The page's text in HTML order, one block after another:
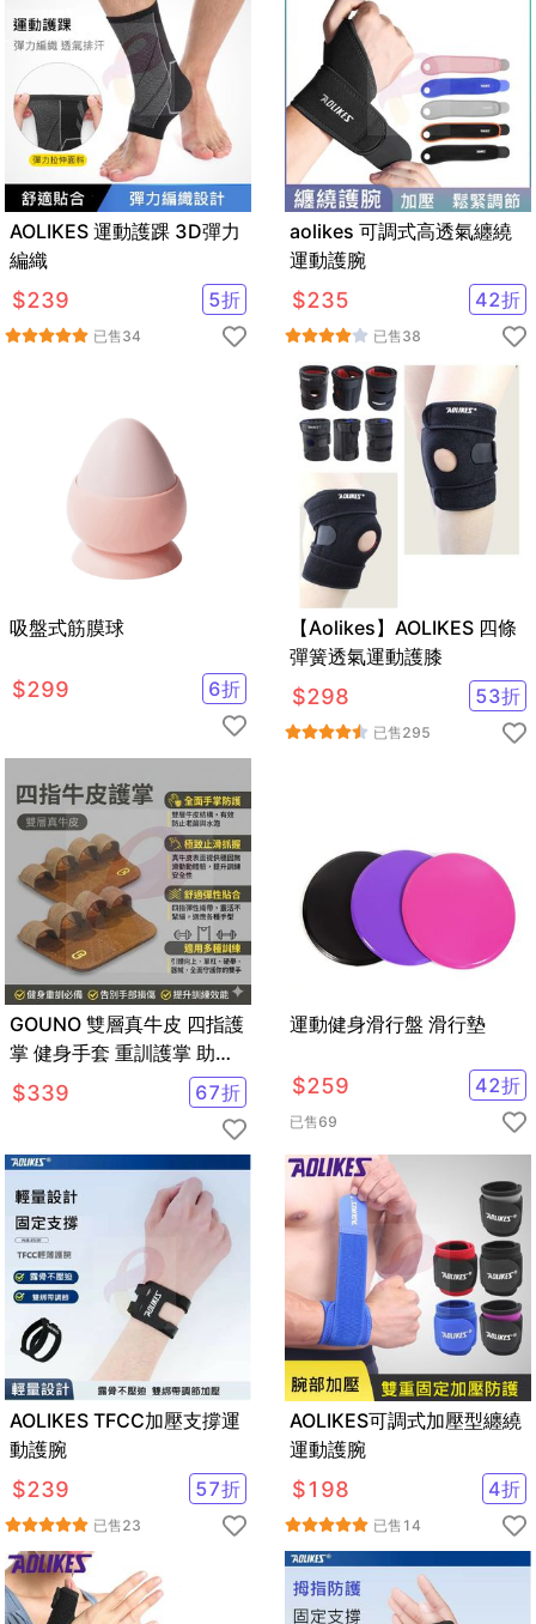
AOLIKES 運動護踝 3D彈力
編織
$239 5折
已售34
aolikes 可調式高透氣纏繞
運動護腕
$235 42折
已售38
吸盤式筋膜球
$299 6折
【Aolikes】AOLIKES 四條
彈簧透氣運動護膝
$298 53折
已售295
GOUNO 雙層真牛皮 四指護
掌 健身手套 重訓護掌 助力
帶 防滑耐磨 防長繭 力量訓
練
$339 67折
運動健身滑行盤 滑行墊
$259 42折
已售69
AOLIKES TFCC加壓支撐運
動護腕
$239 57折
已售23
AOLIKES可調式加壓型纏繞
運動護腕
$198 4折
已售 14